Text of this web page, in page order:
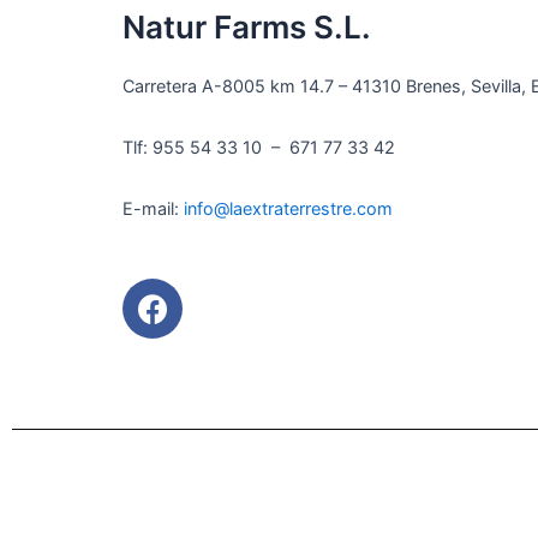
Natur Farms S.L.
Carretera A-8005 km 14.7 – 41310 Brenes, Sevilla,
Tlf: 955 54 33 10 – 671 77 33 42
E-mail: info@laextraterrestre.com
F
a
o